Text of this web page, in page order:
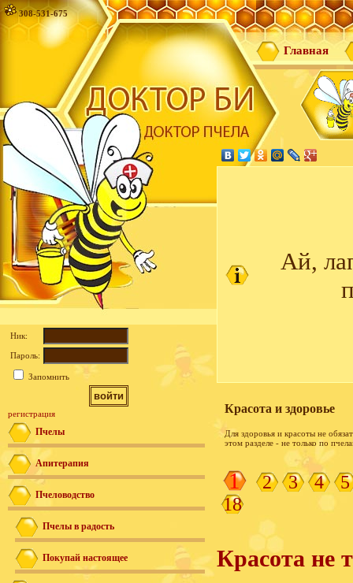
308-531-675
Главная
Ник:
Пароль:
Запомнить
регистрация
Пчелы
Апитерапия
Пчеловодство
Пчелы в радость
Покупай настоящее
Ай,
Красота и здоровье
Для здоровья и красоты не
этом разделе - не только по
1 2 3 4
5
18
Красота не